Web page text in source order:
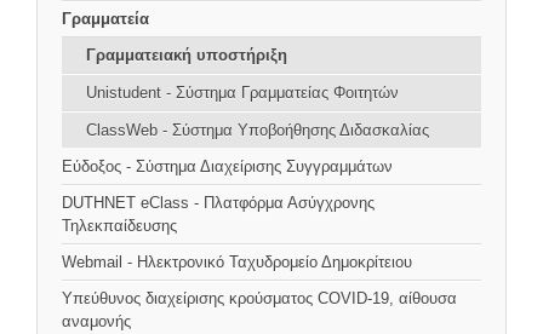
Γραμματεία
Γραμματειακή υποστήριξη
Unistudent - Σύστημα Γραμματείας Φοιτητών
ClassWeb - Σύστημα Υποβοήθησης Διδασκαλίας
Εύδοξος - Σύστημα Διαχείρισης Συγγραμμάτων
DUTHNET eClass - Πλατφόρμα Ασύγχρονης
Τηλεκπαίδευσης
Webmail - Ηλεκτρονικό Ταχυδρομείο Δημοκρίτειου
Υπεύθυνος διαχείρισης κρούσματος COVID-19, αίθουσα
αναμονής